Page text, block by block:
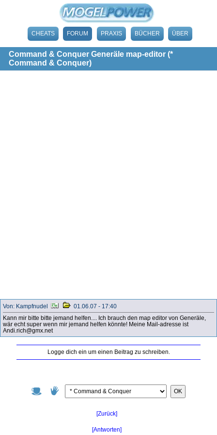
CHEATS FORUM PRAXIS BÜCHER ÜBER
Command & Conquer Generäle map-editor (*
Command & Conquer)
OK
[Zurück]
[Antworten]
Von: Kampfnudel
01.06.07 - 17:40
Kann mir bitte bitte jemand helfen.... Ich brauch den map editor von Generäle,
wär echt super wenn mir jemand helfen könnte! Meine Mail-adresse ist
Andi.rich@gmx.net
Logge dich ein um einen Beitrag zu schreiben.